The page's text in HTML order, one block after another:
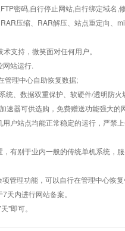
密码,自行停止网站,自行绑定域名,
压缩、RAR解压、站点重定向、
支持，微笑面对任何用户。
网站运行.
管理中心自助恢复数据;
统、数据双重保护、软硬件/透明防火
速器可供选购，免费赠送功能强大
户站点均能正常稳定的运行，严禁
有别于业内一般的传统单机系统，
管理功能，可以自行在管理中心恢
天内进行网站备案。
"即可。